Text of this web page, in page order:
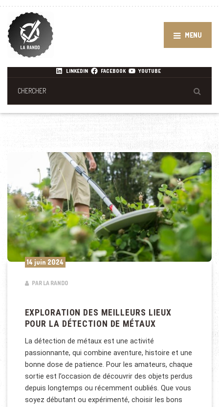
MENU
LINKEDIN FACEBOOK YOUTUBE
14 juin 2024
PAR LA RANDO
EXPLORATION DES MEILLEURS LIEUX
POUR LA DÉTECTION DE MÉTAUX
La détection de métaux est une activité
passionnante, qui combine aventure, histoire et une
bonne dose de patience. Pour les amateurs, chaque
sortie est l’occasion de découvrir des objets perdus
depuis longtemps ou récemment oubliés. Que vous
soyez débutant ou expérimenté, choisir les bons